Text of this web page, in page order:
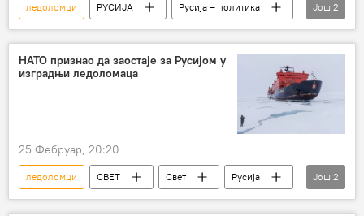
ледоломци РУСИЈА
Русија – политика
Владимир Путин
Арктик
Још 2
НАТО признао да заостаје за Русијом у
изградњи ледоломаца
25 Фебруар, 20:20
ледоломци СВЕТ Свет
Русија
САД
НАТО
Још 2